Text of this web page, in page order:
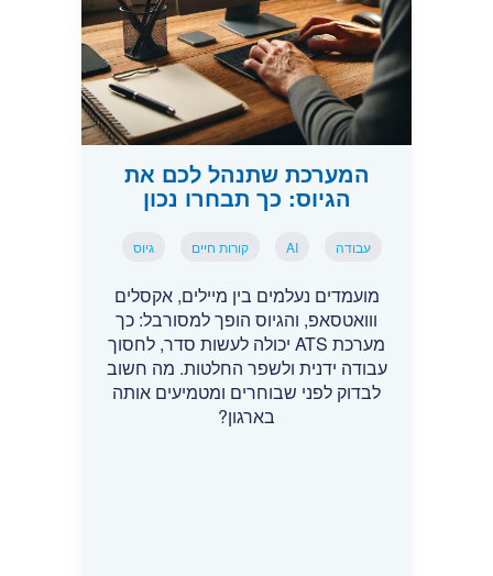
המערכת שתנהל לכם את
הגיוס: כך תבחרו נכון
עבודה AI קורות חיים גיוס
מועמדים נעלמים בין מיילים, אקסלים
ווואטסאפ, והגיוס הופך למסורבל: כך
מערכת ATS יכולה לעשות סדר, לחסוך
עבודה ידנית ולשפר החלטות. מה חשוב
לבדוק לפני שבוחרים ומטמיעים אותה
בארגון?